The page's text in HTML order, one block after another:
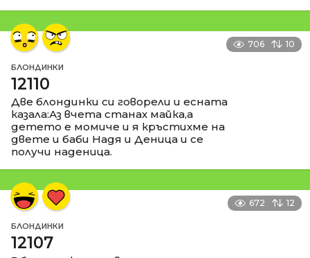
706 10
БЛОНДИНКИ
12110
Две блондинки си говорели и есната
казала:Аз вчета станах майка,а
детето е момиче и я кръстихме на
двете и баби Надя и Деница и се
получи наденица.
672 12
БЛОНДИНКИ
12107